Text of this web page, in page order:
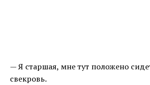
— Я старшая, мне тут положено
свекровь.